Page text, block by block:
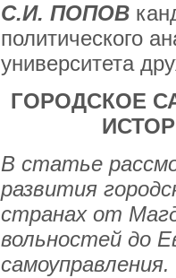
С.И. ПОПОВ
политического
университета
ГОРОДСКОЕ
В статье
развития
странах от
вольностей до
самоуправления.